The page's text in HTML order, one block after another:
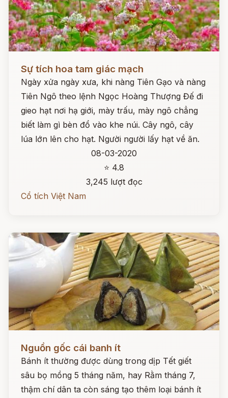
Sự tích hoa tam giác mạch
Ngày xửa ngày xưa, khi nàng Tiên Gạo và nàng
Tiên Ngô theo lệnh Ngọc Hoàng Thượng Đế đi
gieo hạt nơi hạ giới, mày trấu, mày ngô chẳng
biết làm gì bèn đổ vào khe núi. Cây ngô, cây
lúa lớn lên cho hạt. Người người lấy hạt về ăn.
08-03-2020
⭐ 4.8
3,245 lượt đọc
Cổ tích Việt Nam
Đọc ngay
Nguồn gốc cái banh ít
Bánh ít thường được dùng trong dịp Tết giết
sâu bọ mồng 5 tháng năm, hay Rằm tháng 7,
thậm chí dân ta còn sáng tạo thêm loại bánh ít